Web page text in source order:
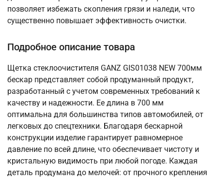
позволяет избежать скопления грязи и наледи, что
существенно повышает эффективность очистки.
Подробное описание товара
Щетка стеклоочистителя GANZ GIS01038 NEW 700мм
бескар представляет собой продуманный продукт,
разработанный с учетом современных требований к
качеству и надежности. Ее длина в 700 мм
оптимальна для большинства типов автомобилей, от
легковых до спецтехники. Благодаря бескарной
конструкции изделие гарантирует равномерное
давление по всей длине, что обеспечивает чистоту и
кристальную видимость при любой погоде. Каждая
деталь продумана до мелочей: от прочного крепления